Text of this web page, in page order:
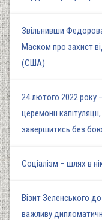
Звільнивши
Маском про захист
(США)
24 лютого 2022 року
церемонії
завершитись без бою
Соціалізм – шлях в
Візит Зеленського
важливу